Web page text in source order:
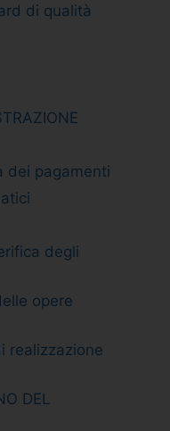
di qualità
dei pagamenti
degli
opere
realizzazione
DEL